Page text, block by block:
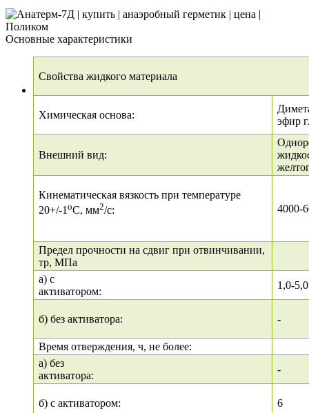
Основные характеристики
Свойства жидкого материала
Химическая основа:
эфир
Внешний вид:
Кинематическая вязкость при температуре
20+/-1 оС, мм2/с: 4000-
Предел прочности на сдвиг при отвинчивании,
тр, МПа
а) с
активатором:
1,0-5,0
б) без активатора: -
Время отверждения, ч, не более:
а) без
активатора:
-
б) с активатором: 6